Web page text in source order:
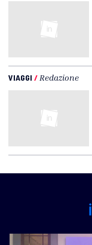
VIAGGI /Redazione